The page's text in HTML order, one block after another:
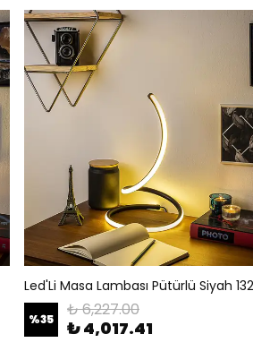
Led'Li Masa Lambası Pütürlü Siyah
%35 ₺ 6,227.00
₺ 4,017.41